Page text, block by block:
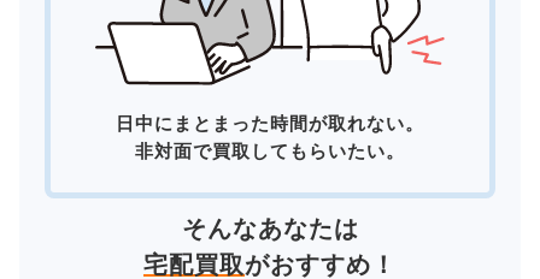
日中にまとまった時間が取れない。
非対面で買取してもらいたい。
そんなあなたは
宅配買取がおすすめ！